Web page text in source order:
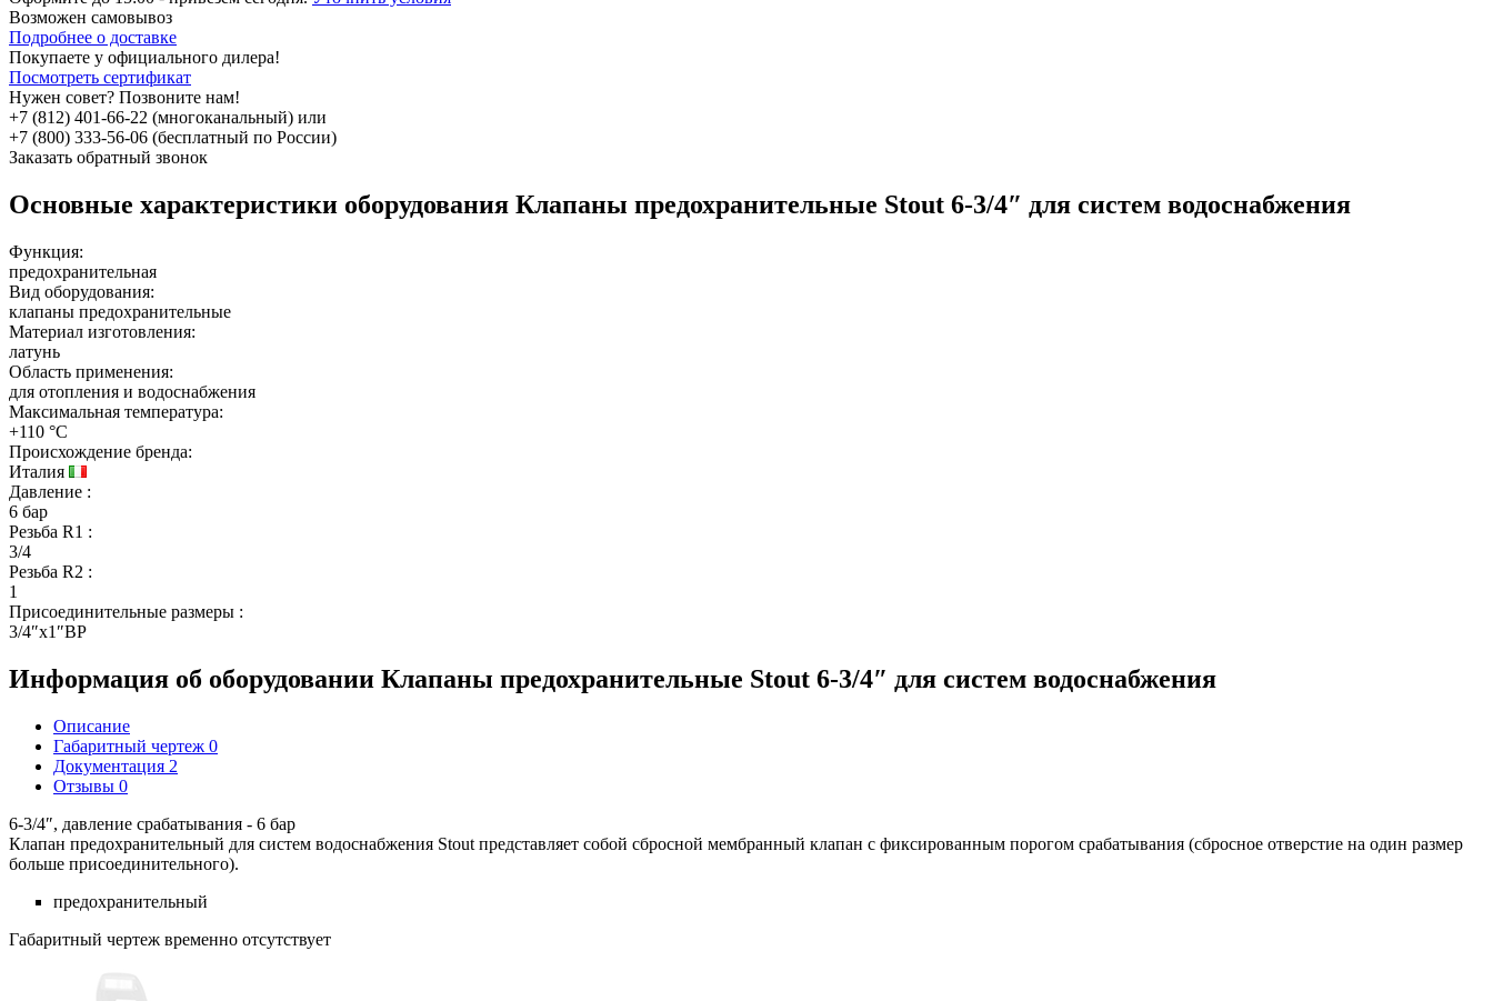
Возможен самовывоз
Подробнее о доставке
Покупаете у официального дилера!
Посмотреть сертификат
Нужен совет? Позвоните нам!
+7 (812) 401-66-22 (многоканальный) или
+7 (800) 333-56-06 (бесплатный по России)
Заказать обратный звонок
Основные характеристики оборудования Клапаны предохранительные Stout 6-3/4″ для систем водоснабжения
Функция:
предохранительная
Вид оборудования:
клапаны предохранительные
Материал изготовления:
латунь
Область применения:
для отопления и водоснабжения
Максимальная температура:
+110 °C
Происхождение бренда:
Италия
Давление :
6 бар
Резьба R1 :
3/4
Резьба R2 :
1
Присоединительные размеры :
3/4″x1″ВР
Информация об оборудовании Клапаны предохранительные Stout 6-3/4″ для систем водоснабжения
Описание
Габаритный чертеж 0
Документация 2
Отзывы 0
6-3/4″, давление срабатывания - 6 бар
Клапан предохранительный для систем водоснабжения Stout представляет собой сбросной мембранный клапан с фиксированным порогом срабатывания (сбросное отверстие на один размер
больше присоединительного).
предохранительный
Габаритный чертеж временно отсутствует